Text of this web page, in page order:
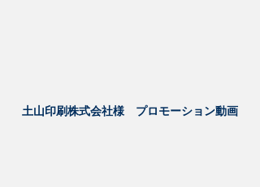
土山印刷株式会社様 プロモーション動画